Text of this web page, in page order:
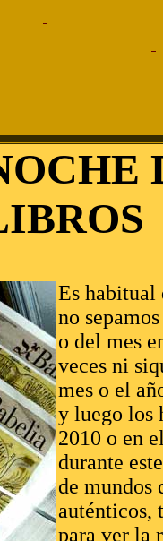
Es habitual
no
o del mes
veces ni
mes o el
y luego los
2010 o en
durante
de mundos
auténticos,
para ver la